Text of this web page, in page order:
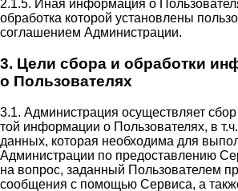
2.1.5. Иная информация о
обработка которой установлены
соглашением Администрации.
3. Цели сбора и обработки
о Пользователях
3.1. Администрация осуществляет сбор
той информации о Пользователях, в
данных, которая необходима для
Администрации по предоставлению
на вопрос, заданный Пользователем
сообщения с помощью Сервиса, а